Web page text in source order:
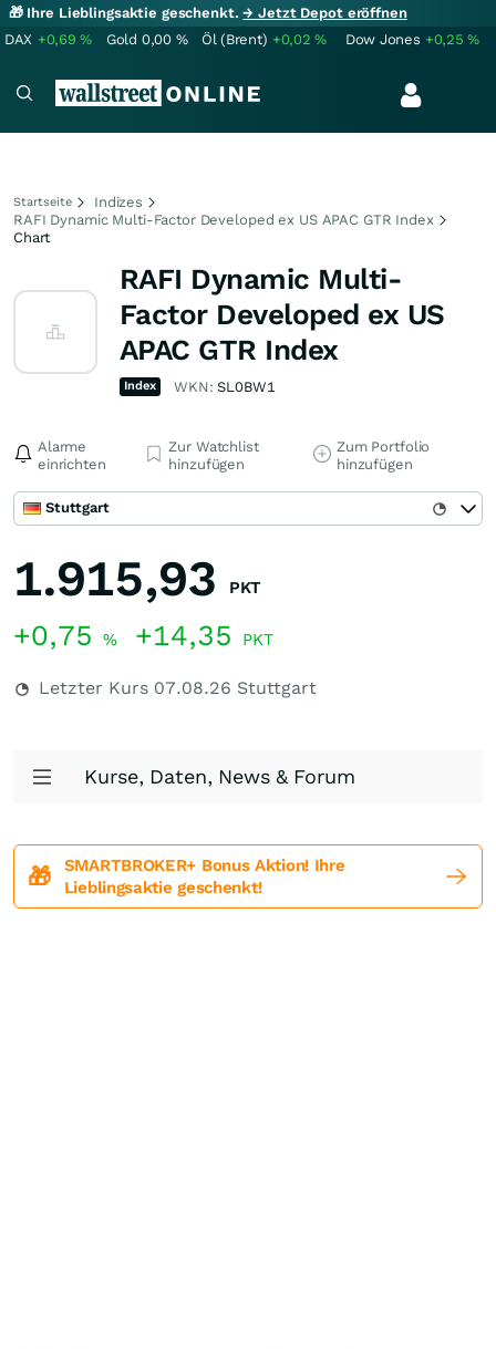
🎁 Ihre Lieblingsaktie geschenkt.→ Jetzt Depot eröffnen
DAX +0,69% Gold 0,00 % Öl (Brent) +0,02% Dow Jones +0,25%
Startseite
Indizes
RAFI Dynamic Multi-Factor Developed ex US APAC GTR Index
Chart
RAFI Dynamic Multi-
Factor Developed ex US
APAC GTR Index
Index WKN:SL0BW1
Alarme
einrichten
Zur Watchlist
hinzufügen
Zum Portfolio
hinzufügen
Stuttgart
1.915,93 PKT
+0,75 % +14,35 PKT
Letzter Kurs 07.08.26 Stuttgart
Kurse, Daten, News & Forum
🎁
SMARTBROKER+ Bonus Aktion! Ihre
Lieblingsaktie geschenkt!